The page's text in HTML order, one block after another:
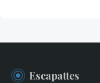
Escapattes